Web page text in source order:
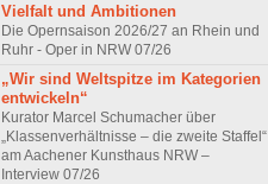
Vielfalt und Ambitionen
Die Opernsaison 2026/27 an Rhein und
Ruhr - Oper in NRW 07/26
„Wir sind Weltspitze im Kategorien
entwickeln“
Kurator Marcel Schumacher über
„Klassenverhältnisse – die zweite Staffel“
am Aachener Kunsthaus NRW –
Interview 07/26